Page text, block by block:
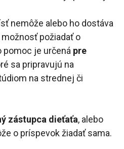
nemôže alebo ho dostáva
požiadať o
pomoc je určená pre
sa pripravujú na
na strednej či
zástupca dieťaťa, alebo
o príspevok žiadať sama.